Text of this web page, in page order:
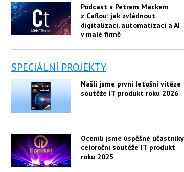
Podcast s Petrem Mackem
z Caflou: jak zvládnout
digitalizaci, automatizaci a AI
v malé firmě
SPECIÁLNÍ PROJEKTY
Našli jsme první letošní vítěze
soutěže IT produkt roku 2026
Ocenili jsme úspěšné účastníky
celoroční soutěže IT produkt
roku 2025